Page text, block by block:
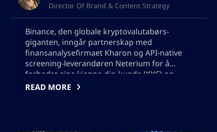
Director Of Brand & Content Strategy
Binance, den globale kryptovalutabørs-
giganten, inngår partnerskap med
finansanalysefirmaet Kharon og API-native
screening-leverandøren Neterium for å
forbedre sine kjenne-din-kunde (KYC) og
sanksjonsprotokoller. Partnerskapet har som
READ MORE